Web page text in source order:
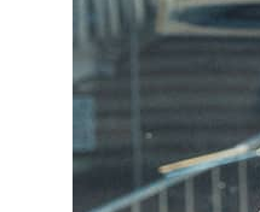
МАГАЗИН